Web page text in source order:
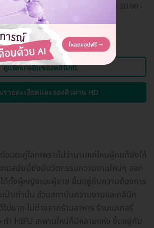
ร์ - เสาร์ 10.00 - 19.00 น. วันอาทิตย์ 10.00 -
.
บาท
ดูแพ็กเกจอื่นของคลินิกนี้
รายละเอียดและจองคิวผ่าน HD
อมตะคู่โลกเพราะไม่ว่านานแค่ไหนผู้คนก็ยังให้
ถมสมัยนี้ยังมีนวัตกรรมความงามใหม่ๆ ออก
ได้ทั้งผู้หญิงและผู้ชาย ขึ้นอยู่กับความต้องการ
ป๋าเท่านั้น ส่วนสถาบันความงามและคลินิก
ม่ยาก ไม่ต่างจากร้านอาหาร ร้านเบเกอรี่
ทำ HIFU สะพานใหม่ก็มีหลายแห่ง ขึ้นอยู่กับ